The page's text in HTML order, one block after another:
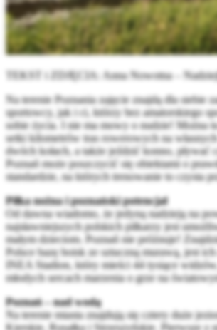
TEKST i ZDJĘCIA: Anna Nowotna –
Na terenie Poznania zajęcie znajdą dla siebie
sportowcy, jak i ci, którzy bez amatorskiego
sobie życia. I nie ma mowy o nudzie! Można
setki kilometrów tras rowerowych na
dwóch kołach, a także jeździć konno, pływać
Poznań może poszczycić się obiektami o
standardzie, na których trenowanie to czysta
Piłka nożna i poznański potencjał
Od dawna wiadomo, że jedyną nadzieją na
najsławniejszych polskich piłkarzy jest
małym dzieciom. Poznań nie próżnuje!
Polsce bazę boisk ze sztuczną murawą, jest
INEA Stadion, który mieści 44 tysiące
młodych sercach marzenia o grze na
Poznań – nad wodą
Na terenie miasta znajdują się cztery duże